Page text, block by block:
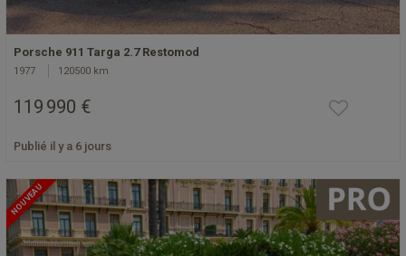
Porsche 911 Targa 2.7 Restomod
1977 120500 km
119 990 €
Publié il y a 6 jours
NOUVEAU